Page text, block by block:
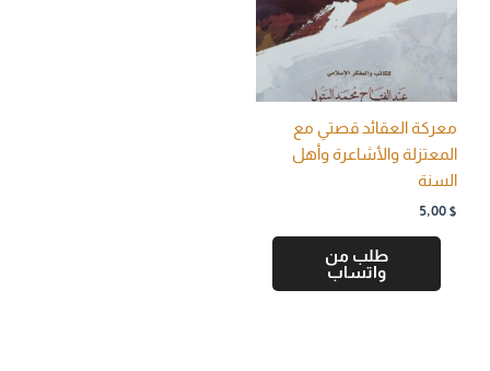
معركة العقائد قصتي مع
المعتزلة والأشاعرة وأهل
السنة
5,00 $
طلب من
واتساب